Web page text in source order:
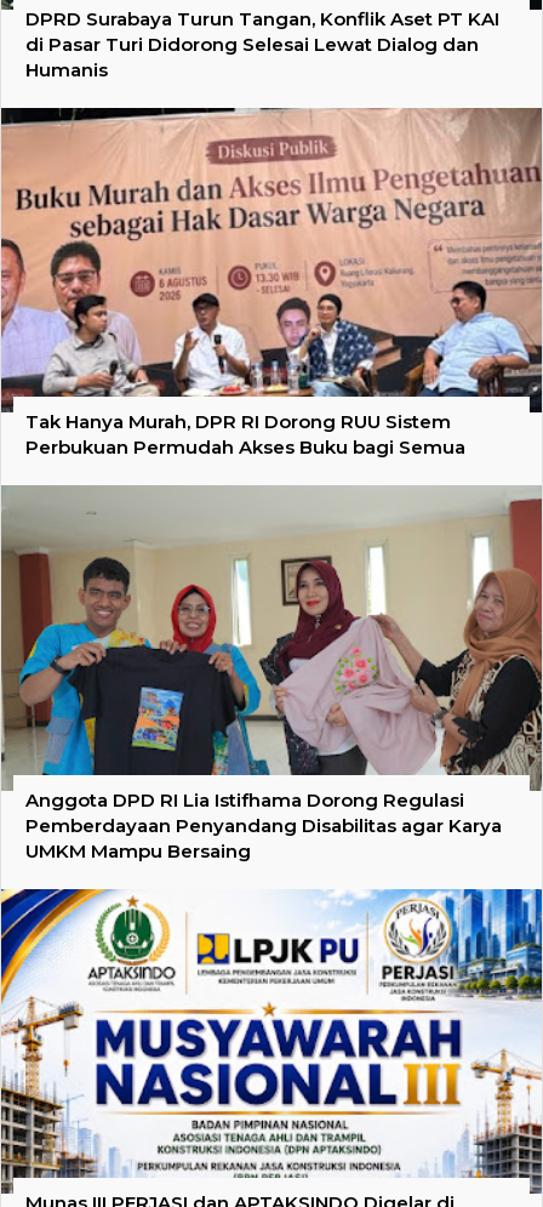
DPRD Surabaya Turun Tangan, Konflik Aset PT KAI
di Pasar Turi Didorong Selesai Lewat Dialog dan
Humanis
Tak Hanya Murah, DPR RI Dorong RUU Sistem
Perbukuan Permudah Akses Buku bagi Semua
Anggota DPD RI Lia Istifhama Dorong Regulasi
Pemberdayaan Penyandang Disabilitas agar Karya
UMKM Mampu Bersaing